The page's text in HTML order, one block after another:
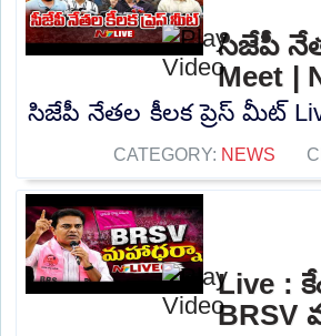
సిజేపీ
Meet |
సిజేపీ నేతల కీలక ప్రెస్ మీట్
CATEGORY: NEWS
Live :
BRSV